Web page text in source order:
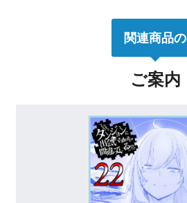
関連商品の
ご案内